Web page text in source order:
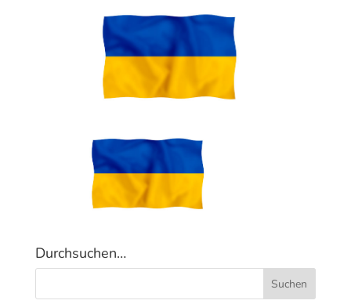
Durchsuchen…